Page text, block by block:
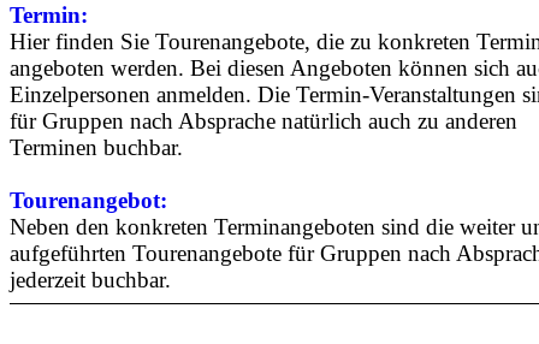
Termin:
Hier finden Sie Tourenangebote, die zu konkreten
angeboten werden. Bei diesen Angeboten können sich
Einzelpersonen anmelden. Die Termin-Veranstaltungen
für Gruppen nach Absprache natürlich auch zu anderen
Terminen buchbar.
Tourenangebot:
Neben den konkreten Terminangeboten sind die weiter
aufgeführten Tourenangebote für Gruppen nach
jederzeit buchbar.